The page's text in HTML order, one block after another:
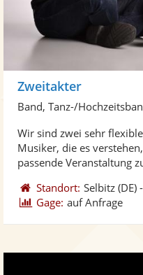
Zweitakter
Band, Tanz-/
Wir sind zwei sehr
Musiker, die es
passende Veranstaltung
Standort: Selbitz (DE)
Gage: auf Anfrage